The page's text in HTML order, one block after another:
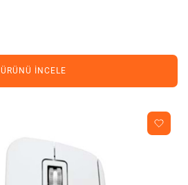
ÜRÜNÜ İNCELE